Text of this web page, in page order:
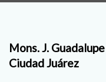
Mons. J.
Ciudad Juárez